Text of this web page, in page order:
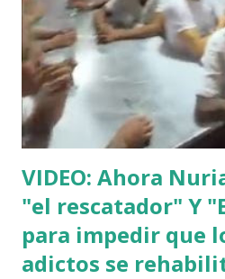
VIDEO: Ahora
"el rescatador" Y
para impedir que
adictos se